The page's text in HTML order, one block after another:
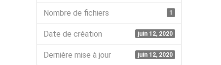
Nombre de fichiers 1
Date de création juin 12, 2020
Dernière mise à jour juin 12, 2020